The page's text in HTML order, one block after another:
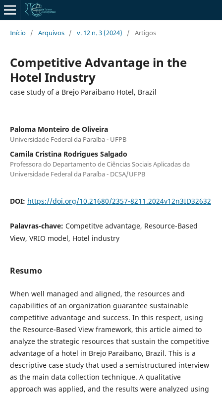
Início / Arquivos / v. 12 n. 3 (2024) / Artigos
Competitive Advantage in the
Hotel Industry
case study of a Brejo Paraibano Hotel, Brazil
Paloma Monteiro de Oliveira
Universidade Federal da Paraíba - UFPB
Camila Cristina Rodrigues Salgado
Professora do Departamento de Ciências Sociais Aplicadas da
Universidade Federal da Paraíba - DCSA/UFPB
DOI: https://doi.org/10.21680/2357-8211.2024v12n3ID32632
Palavras-chave: Competitve advantage, Resource-Based
View, VRIO model, Hotel industry
Resumo
When well managed and aligned, the resources and
capabilities of an organization guarantee sustainable
competitive advantage and success. In this respect, using
the Resource-Based View framework, this article aimed to
analyze the strategic resources that sustain the competitive
advantage of a hotel in Brejo Paraibano, Brazil. This is a
descriptive case study that used a semistructured interview
as the main data collection technique. A qualitative
approach was applied, and the results were analyzed using